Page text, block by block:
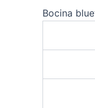
Bocina